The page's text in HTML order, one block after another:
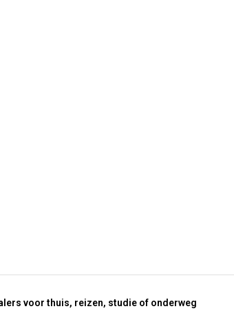
voor thuis, reizen, studie of onderweg